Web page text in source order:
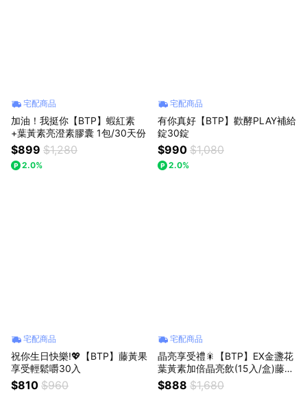
宅配商品
加油！我挺你【BTP】蝦紅素
+葉黃素亮澄素膠囊 1包/30天份
$899 $1,280
2.0%
宅配商品
有你真好【BTP】歡酵PLAY補給
錠30錠
$990 $1,080
2.0%
宅配商品
祝你生日快樂!💖【BTP】藤黃果
享受輕鬆嚼30入
$810 $960
宅配商品
晶亮享受禮🎇【BTP】EX金盞花
葉黃素加倍晶亮飲(15入/盒)藤黃
果享受輕鬆嚼(30入/盒)
$888 $1,680